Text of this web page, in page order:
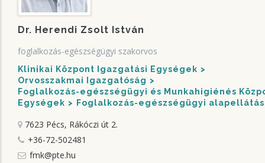
Dr. Herendi Zsolt István
foglalkozás-egészségügyi szakorvos
Klinikai Központ Igazgatási Egységek
Orvosszakmai Igazgatóság
Foglalkozás-egészségügyi és Munkahigiénés
Egységek
Foglalkozás-egészségügyi alapellátás
7623 Pécs, Rákóczi út 2.
+36-72-502481
fmk@pte.hu